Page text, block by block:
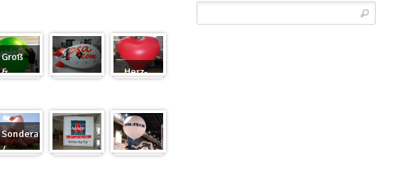
Groß
&
Herz-
Sonderanfertigung
/